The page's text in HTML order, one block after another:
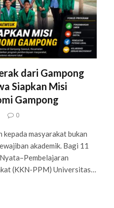
dari Gampong
Siapkan Misi
Gampong
0
kepada masyarakat bukan
akademik. Bagi 11
(KKN-PPM) Universitas…